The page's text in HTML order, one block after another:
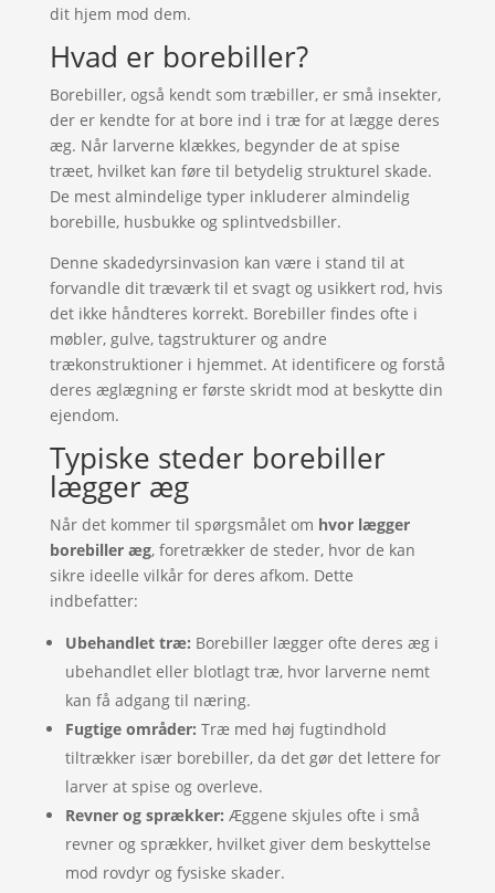
dit hjem mod dem.
Hvad er borebiller?
Borebiller, også kendt som træbiller, er små insekter,
der er kendte for at bore ind i træ for at lægge deres
æg. Når larverne klækkes, begynder de at spise
træet, hvilket kan føre til betydelig strukturel skade.
De mest almindelige typer inkluderer almindelig
borebille, husbukke og splintvedsbiller.
Denne skadedyrsinvasion kan være i stand til at
forvandle dit træværk til et svagt og usikkert rod, hvis
det ikke håndteres korrekt. Borebiller findes ofte i
møbler, gulve, tagstrukturer og andre
trækonstruktioner i hjemmet. At identificere og forstå
deres æglægning er første skridt mod at beskytte din
ejendom.
Typiske steder borebiller
lægger æg
Når det kommer til spørgsmålet om hvor lægger
borebiller æg, foretrækker de steder, hvor de kan
sikre ideelle vilkår for deres afkom. Dette
indbefatter:
Ubehandlet træ: Borebiller lægger ofte deres æg i
ubehandlet eller blotlagt træ, hvor larverne nemt
kan få adgang til næring.
Fugtige områder: Træ med høj fugtindhold
tiltrækker især borebiller, da det gør det lettere for
larver at spise og overleve.
Revner og sprækker: Æggene skjules ofte i små
revner og sprækker, hvilket giver dem beskyttelse
mod rovdyr og fysiske skader.